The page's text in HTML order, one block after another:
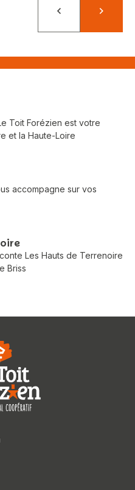
PrécédentSuivant
Toit Forézien est votre
et la Haute-Loire
accompagne sur vos
Les Hauts de Terrenoire
Briss